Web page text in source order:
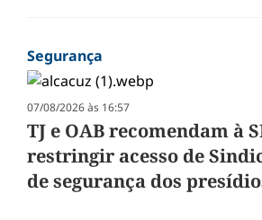
Segurança
07/08/2026 às 16:57
TJ e OAB recomendam à
restringir acesso de
de segurança dos